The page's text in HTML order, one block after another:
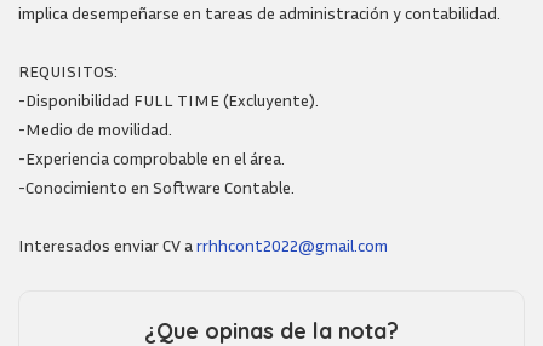
implica desempeñarse en tareas de administración y contabilidad.
REQUISITOS:
-Disponibilidad FULL TIME (Excluyente).
-Medio de movilidad.
-Experiencia comprobable en el área.
-Conocimiento en Software Contable.
Interesados enviar CV arrhhcont2022@gmail.com
¿Que opinas de la nota?